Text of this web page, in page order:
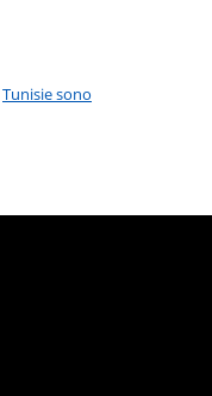
Tunisie sono